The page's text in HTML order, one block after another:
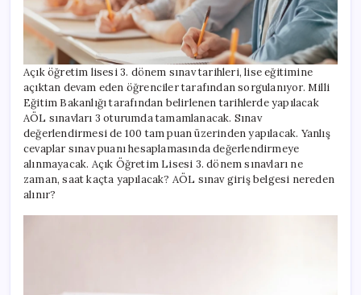
zaman
yapılacak,
saat
kaçta
başlayacak?
Açık
öğretim
lisesi
yerleri
kaçında
belli
olacak?
Açık öğretim lisesi 3. dönem sınav tarihleri, lise eğitimine
açıktan devam eden öğrenciler tarafından sorgulanıyor. Milli
Eğitim Bakanlığı tarafından belirlenen tarihlerde yapılacak
AÖL sınavları 3 oturumda tamamlanacak. Sınav
değerlendirmesi de 100 tam puan üzerinden yapılacak. Yanlış
cevaplar sınav puanı hesaplamasında değerlendirmeye
alınmayacak. Açık Öğretim Lisesi 3. dönem sınavları ne
zaman, saat kaçta yapılacak? AÖL sınav giriş belgesi nereden
alınır?